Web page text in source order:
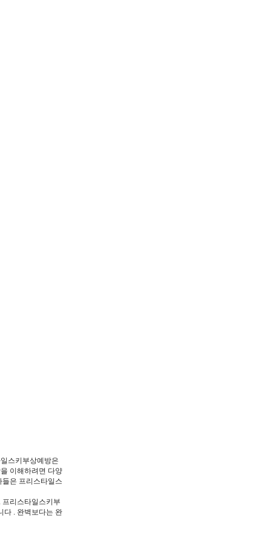
스키부상예방은
이해하려면 다양
은 프리스타일스
리스타일스키부
다 . 완벽보다는 완